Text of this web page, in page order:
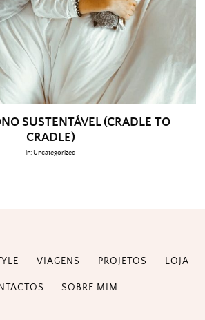
SUSTENTÁVEL (CRADLE TO
CRADLE)
in: Uncategorized
VIAGENS PROJETOS LOJA
SOBRE MIM